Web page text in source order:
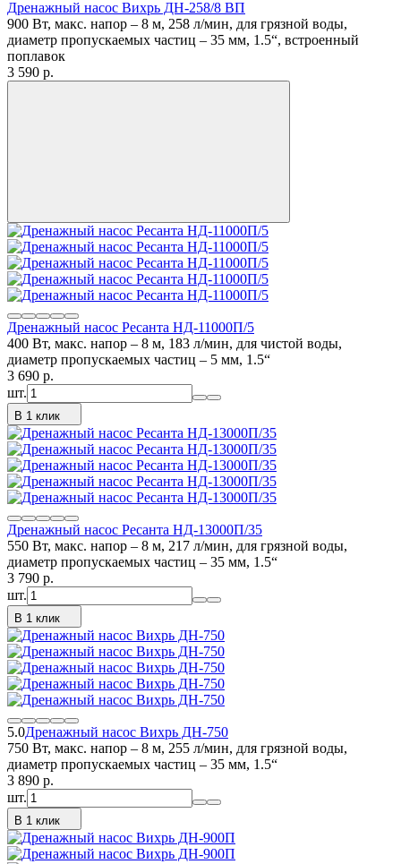
Дренажный насос Вихрь ДН-258/8 ВП
900 Вт, макс. напор – 8 м, 258 л/мин, для грязной воды,
диаметр пропускаемых частиц – 35 мм, 1.5“, встроенный
поплавок
3 590 p.
Дренажный насос Ресанта НД-11000П/5
400 Вт, макс. напор – 8 м, 183 л/мин, для чистой воды,
диаметр пропускаемых частиц – 5 мм, 1.5“
3 690 p.
шт.
В 1 клик
Дренажный насос Ресанта НД-13000П/35
550 Вт, макс. напор – 8 м, 217 л/мин, для грязной воды,
диаметр пропускаемых частиц – 35 мм, 1.5“
3 790 p.
шт.
В 1 клик
5.0Дренажный насос Вихрь ДН-750
750 Вт, макс. напор – 8 м, 255 л/мин, для грязной воды,
диаметр пропускаемых частиц – 35 мм, 1.5“
3 890 p.
шт.
В 1 клик